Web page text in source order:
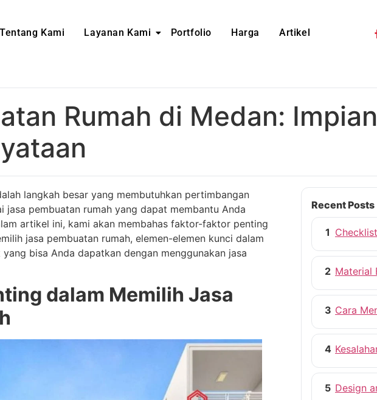
Tentang Kami Layanan Kami Portfolio Harga Artikel
Rumah di Medan: Impian
langkah besar yang membutuhkan pertimbangan
jasa pembuatan rumah yang dapat membantu Anda
artikel ini, kami akan membahas faktor-faktor penting
jasa pembuatan rumah, elemen-elemen kunci dalam
bisa Anda dapatkan dengan menggunakan jasa
dalam Memilih Jasa
Recent Posts
1
2
3
4
5